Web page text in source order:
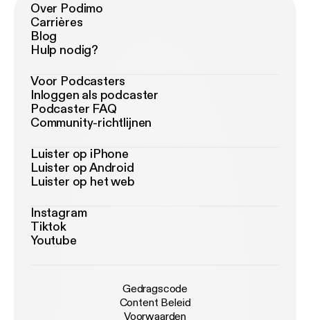
Over Podimo
Carrières
Blog
Hulp nodig?
Voor Podcasters
Inloggen als podcaster
Podcaster FAQ
Community-richtlijnen
Luister op iPhone
Luister op Android
Luister op het web
Instagram
Tiktok
Youtube
Gedragscode
Content Beleid
Voorwaarden